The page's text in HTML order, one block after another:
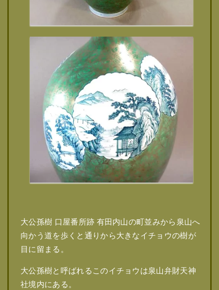
大公孫樹 口屋番所跡 有田内山の町並みから泉山へ
向かう道を歩くと通りから大きなイチョウの樹が
目に留まる。
大公孫樹と呼ばれるこのイチョウは泉山弁財天神
社境内にある。